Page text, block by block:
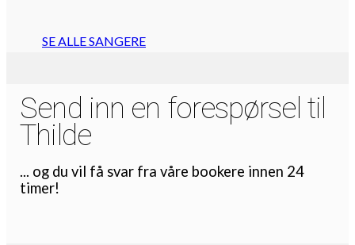
SE ALLE SANGERE
Send inn en forespørsel til
Thilde
... og du vil få svar fra våre bookere innen 24
timer!